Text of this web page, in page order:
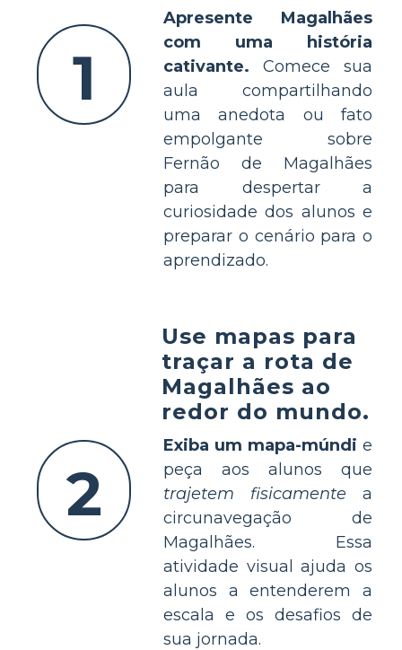
1
Apresente Magalhães
com uma história
cativante. Comece sua
aula compartilhando
uma anedota ou fato
empolgante sobre
Fernão de Magalhães
para despertar a
curiosidade dos alunos e
preparar o cenário para o
aprendizado.
2
Use mapas para
traçar a rota de
Magalhães ao
redor do mundo.
Exiba um mapa-múndi e
peça aos alunos que
trajetem fisicamente a
circunavegação de
Magalhães. Essa
atividade visual ajuda os
alunos a entenderem a
escala e os desafios de
sua jornada.